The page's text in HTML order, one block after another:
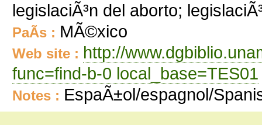
legislaciÃ³n del aborto;
PaÃ­s : MÃ©xico
Web site : http://
func=find-b-0 local_base=TES01
Notes : EspaÃ±ol/espagnol/